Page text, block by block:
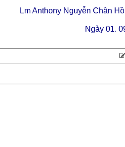
Lm Anthony Nguyễn Chân
Ngày 01.